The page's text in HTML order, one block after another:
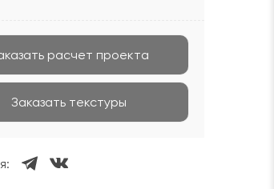
расчет проекта
Заказать текстуры